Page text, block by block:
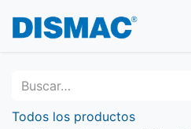
Todos los productos